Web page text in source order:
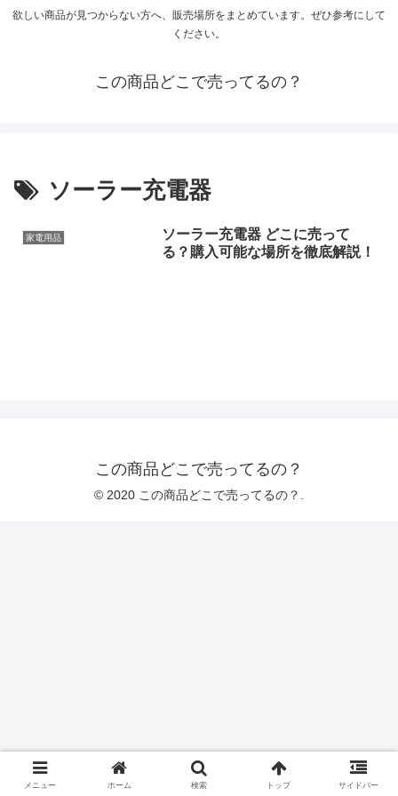
欲しい商品が見つからない方へ、販売場所をまとめています。ぜひ参考にして
ください。
この商品どこで売ってるの？
ソーラー充電器
家電用品
ソーラー充電器 どこに売って
る？購入可能な場所を徹底解説！
この商品どこで売ってるの？
© 2020 この商品どこで売ってるの？.
メニュー ホーム 検索 トップ サイドバー